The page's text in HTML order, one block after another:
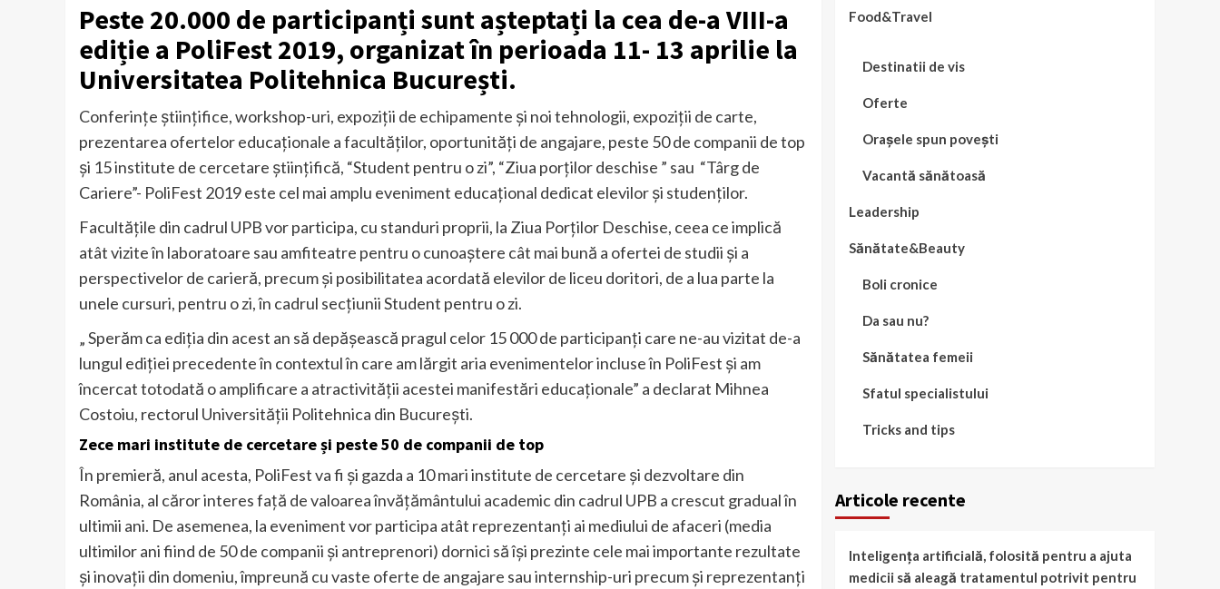
Peste 20.000 de participanți sunt așteptați la cea de-a VIII-a
ediție a PoliFest 2019, organizat în perioada 11- 13 aprilie la
Universitatea Politehnica București.
Conferinţe ştiinţifice, workshop-uri, expoziţii de echipamente și noi tehnologii, expoziții de carte,
prezentarea ofertelor educaţionale a facultăților, oportunități de angajare, peste 50 de companii de top
și 15 institute de cercetare științifică, “Student pentru o zi”, “Ziua porților deschise ” sau “Târg de
Cariere”- PoliFest 2019 este cel mai amplu eveniment educațional dedicat elevilor și studenților.
Facultățile din cadrul UPB vor participa, cu standuri proprii, la Ziua Porților Deschise, ceea ce implică
atât vizite în laboratoare sau amfiteatre pentru o cunoaștere cât mai bună a ofertei de studii și a
perspectivelor de carieră, precum și posibilitatea acordată elevilor de liceu doritori, de a lua parte la
unele cursuri, pentru o zi, în cadrul secțiunii Student pentru o zi.
„ Sperăm ca ediția din acest an să depășească pragul celor 15 000 de participanți care ne-au vizitat de-a
lungul ediției precedente în contextul în care am lărgit aria evenimentelor incluse în PoliFest și am
încercat totodată o amplificare a atractivității acestei manifestări educaționale” a declarat Mihnea
Costoiu, rectorul Universităţii Politehnica din Bucureşti.
Zece mari institute de cercetare și peste 50 de companii de top
În premieră, anul acesta, PoliFest va fi și gazda a 10 mari institute de cercetare și dezvoltare din
România, al căror interes față de valoarea învățământului academic din cadrul UPB a crescut gradual în
ultimii ani. De asemenea, la eveniment vor participa atât reprezentanți ai mediului de afaceri (media
ultimilor ani fiind de 50 de companii și antreprenori) dornici să îşi prezinte cele mai importante rezultate
şi inovaţii din domeniu, împreună cu vaste oferte de angajare sau internship-uri precum şi reprezentanţi
Food&Travel
Destinatii de vis
Oferte
Orașele spun povești
Vacantă sănătoasă
Leadership
Sănătate&Beauty
Boli cronice
Da sau nu?
Sănătatea femeii
Sfatul specialistului
Tricks and tips
Articole recente
Inteligența artificială, folosită pentru a ajuta
medicii să aleagă tratamentul potrivit pentru